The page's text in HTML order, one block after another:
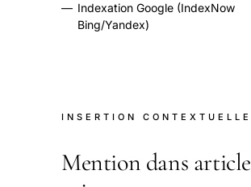
— Indexation Google (IndexNow
Bing/Yandex)
INSERTION CONTEXTUELLE
Mention dans article